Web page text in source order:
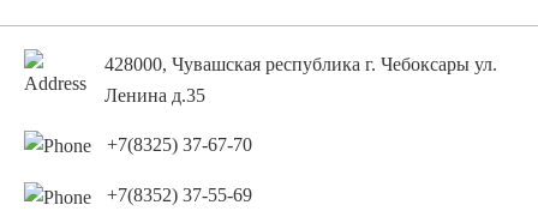
428000, Чувашская республика г. Чебоксары ул.
Ленина д.35
+7(8325) 37-67-70
+7(8352) 37-55-69